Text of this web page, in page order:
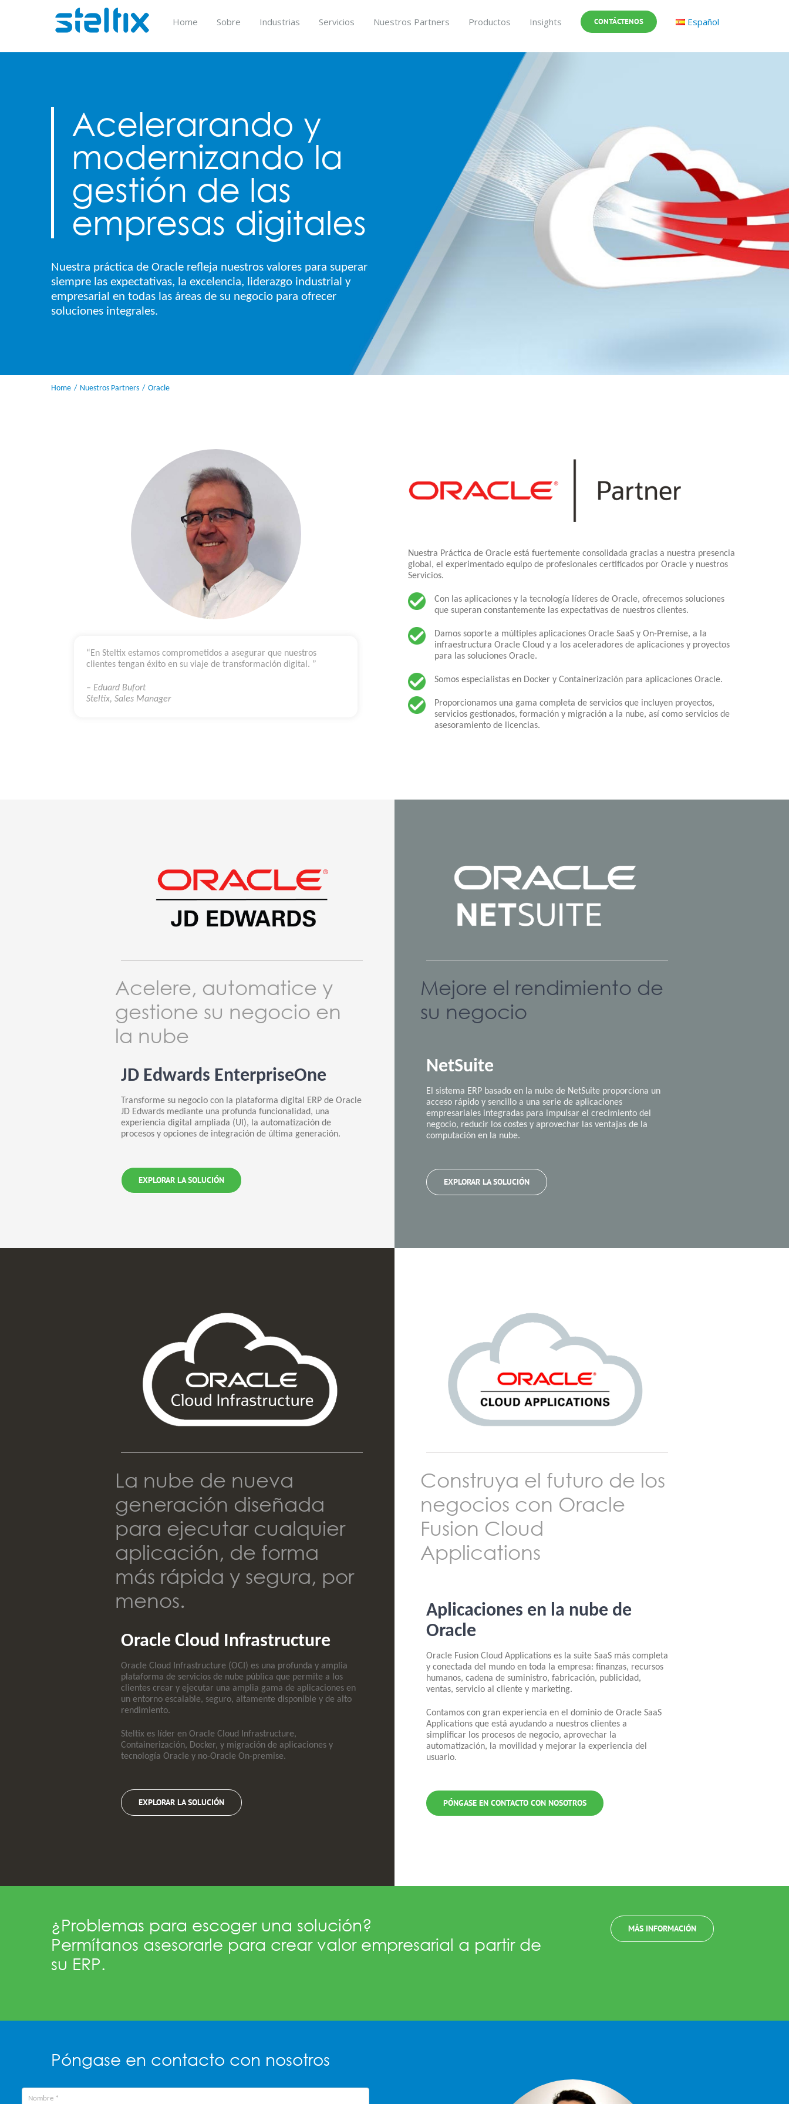
Home Sobre Industrias Servicios Nuestros Partners Productos Insights CONTÁCTENOS Español
Acelerarando y
modernizando la
gestión de las
empresas digitales
Nuestra práctica de Oracle refleja nuestros valores para superar
siempre las expectativas, la excelencia, liderazgo industrial y
empresarial en todas las áreas de su negocio para ofrecer
soluciones integrales.
Home Nuestros Partners Oracle
“En Steltix estamos comprometidos a asegurar que nuestros
clientes tengan éxito en su viaje de transformación digital. ”
– Eduard Bufort
Steltix, Sales Manager
Nuestra Práctica de Oracle está fuertemente consolidada gracias a nuestra presencia
global, el experimentado equipo de profesionales certificados por Oracle y nuestros
Servicios.
Con las aplicaciones y la tecnología líderes de Oracle, ofrecemos soluciones
que superan constantemente las expectativas de nuestros clientes.
Damos soporte a múltiples aplicaciones Oracle SaaS y On-Premise, a la
infraestructura Oracle Cloud y a los aceleradores de aplicaciones y proyectos
para las soluciones Oracle.
Somos especialistas en Docker y Containerización para aplicaciones Oracle.
Proporcionamos una gama completa de servicios que incluyen proyectos,
servicios gestionados, formación y migración a la nube, así como servicios de
asesoramiento de licencias.
Acelere, automatice y
gestione su negocio en
la nube
JD Edwards EnterpriseOne
Transforme su negocio con la plataforma digital ERP de Oracle
JD Edwards mediante una profunda funcionalidad, una
experiencia digital ampliada (UI), la automatización de
procesos y opciones de integración de última generación.
EXPLORAR LA SOLUCIÓN
Mejore el rendimiento de
su negocio
NetSuite
El sistema ERP basado en la nube de NetSuite proporciona un
acceso rápido y sencillo a una serie de aplicaciones
empresariales integradas para impulsar el crecimiento del
negocio, reducir los costes y aprovechar las ventajas de la
computación en la nube.
EXPLORAR LA SOLUCIÓN
La nube de nueva
generación diseñada
para ejecutar cualquier
aplicación, de forma
más rápida y segura, por
menos.
Oracle Cloud Infrastructure
Oracle Cloud Infrastructure (OCI) es una profunda y amplia
plataforma de servicios de nube pública que permite a los
clientes crear y ejecutar una amplia gama de aplicaciones en
un entorno escalable, seguro, altamente disponible y de alto
rendimiento.
Steltix es líder en Oracle Cloud Infrastructure,
Containerización, Docker, y migración de aplicaciones y
tecnología Oracle y no-Oracle On-premise.
EXPLORAR LA SOLUCIÓN
Construya el futuro de los
negocios con Oracle
Fusion Cloud
Applications
Aplicaciones en la nube de
Oracle
Oracle Fusion Cloud Applications es la suite SaaS más completa
y conectada del mundo en toda la empresa: finanzas, recursos
humanos, cadena de suministro, fabricación, publicidad,
ventas, servicio al cliente y marketing.
Contamos con gran experiencia en el dominio de Oracle SaaS
Applications que está ayudando a nuestros clientes a
simplificar los procesos de negocio, aprovechar la
automatización, la movilidad y mejorar la experiencia del
usuario.
PÓNGASE EN CONTACTO CON NOSOTROS
¿Problemas para escoger una solución?
Permítanos asesorarle para crear valor empresarial a partir de
su ERP.
MÁS INFORMACIÓN
Póngase en contacto con nosotros